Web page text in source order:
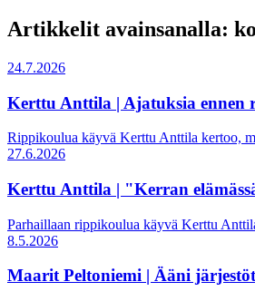
Artikkelit avainsanalla:
24.7.2026
Kerttu Anttila | Ajatuksia ennen
Rippikoulua käyvä Kerttu Anttila kertoo,
27.6.2026
Kerttu Anttila | "Kerran
Parhaillaan rippikoulua käyvä Kerttu
8.5.2026
Maarit Peltoniemi | Ääni